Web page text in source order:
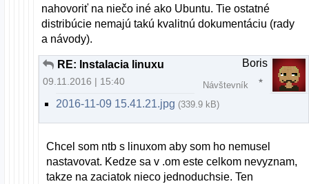
nahovoriť na niečo iné ako Ubuntu. Tie ostatné
distribúcie nemajú takú kvalitnú dokumentáciu (rady
a návody).
RE: Instalacia linuxu
09.11.2016 | 15:40
Boris
Návštevník
2016-11-09 15.41.21.jpg (339.9 kB)
Chcel som ntb s linuxom aby som ho nemusel
nastavovat. Kedze sa v .om este celkom nevyznam,
takze na zaciatok nieco jednoduchsie. Ten